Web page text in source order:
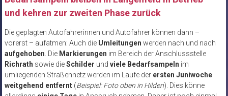
und kehren zur zweiten Phase zurück
Die geplagten Autofahrerinnen und Autofahrer können dann –
vorerst – aufatmen: Auch die Umleitungen werden nach und nach
aufgehoben . Die Markierungen im Bereich der Anschlussstelle
Richrath sowie dieSchilder und viele Bedarfsampeln im
umliegenden Straßennetz werden im Laufe der ersten Juniwoche
weitgehend entfernt (Beispiel: Foto oben in Hilden). Dies könne